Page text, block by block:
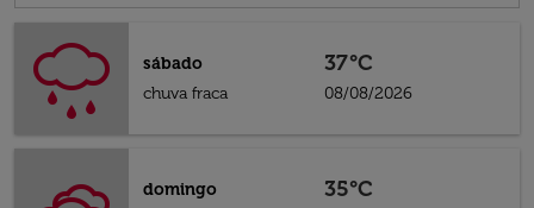
sábado
chuva fraca
37°C
08/08/2026
domingo
35°C